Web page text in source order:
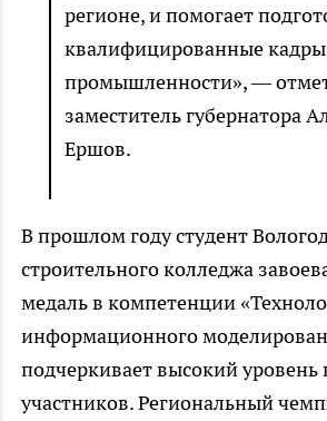
регионе, и помогает
квалифицированные
промышленности», —
заместитель губернатора
Ершов.
В прошлом году студент
строительного колледжа
медаль в компетенции
информационного
подчеркивает высокий уровень
участников. Региональный